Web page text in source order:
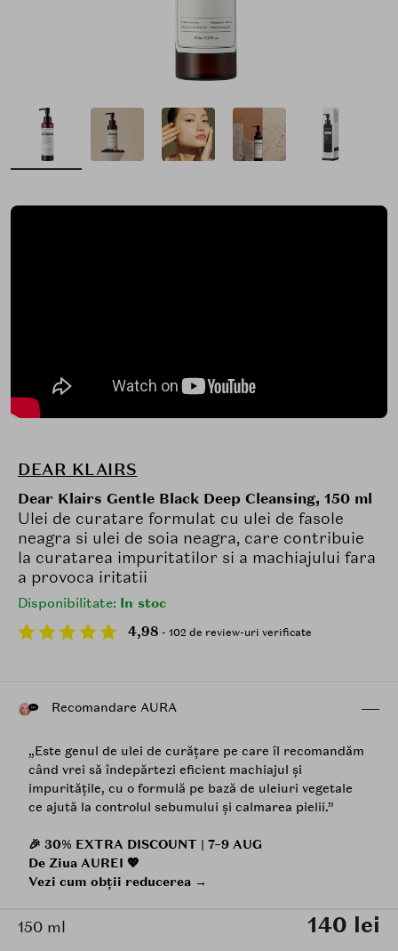
DEAR KLAIRS
Dear Klairs Gentle Black Deep Cleansing, 150 ml
Ulei de curatare formulat cu ulei de fasole
neagra si ulei de soia neagra, care contribuie
la curatarea impuritatilor si a machiajului fara
a provoca iritatii
Disponibilitate: In stoc
4,98 - 102 de review-uri verificate
Recomandare AURA
„Este genul de ulei de curățare pe care îl recomandăm
când vrei să îndepărtezi eficient machiajul și
impuritățile, cu o formulă pe bază de uleiuri vegetale
ce ajută la controlul sebumului și calmarea pielii.”
🎉 30% EXTRA DISCOUNT | 7–9 AUG
De Ziua AUREI 💖
Vezi cum obții reducerea →
150 ml 140 lei